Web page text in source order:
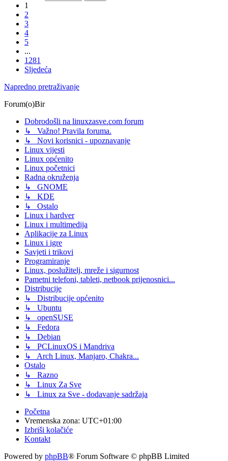
1
2
3
4
5
...
1281
Sljedeća
Napredno pretraživanje
Forum(o)Bir
Dobrodošli na linuxzasve.com forum
↳ Važno! Pravila foruma.
↳ Novi korisnici - upoznavanje
Linux vijesti
Linux općenito
Linux početnici
Radna okruženja
↳ GNOME
↳ KDE
↳ Ostalo
Linux i hardver
Linux i multimedija
Aplikacije za Linux
Linux i igre
Savjeti i trikovi
Programiranje
Linux, poslužitelj, mreže i sigurnost
Pametni telefoni, tableti, netbook prijenosnici...
Distribucije
↳ Distribucije općenito
↳ Ubuntu
↳ openSUSE
↳ Fedora
↳ Debian
↳ PCLinuxOS i Mandriva
↳ Arch Linux, Manjaro, Chakra...
Ostalo
↳ Razno
↳ Linux Za Sve
↳ Linux za Sve - dodavanje sadržaja
Početna
Vremenska zona: UTC+01:00
Izbriši kolačiće
Kontakt
Powered by phpBB® Forum Software © phpBB Limited